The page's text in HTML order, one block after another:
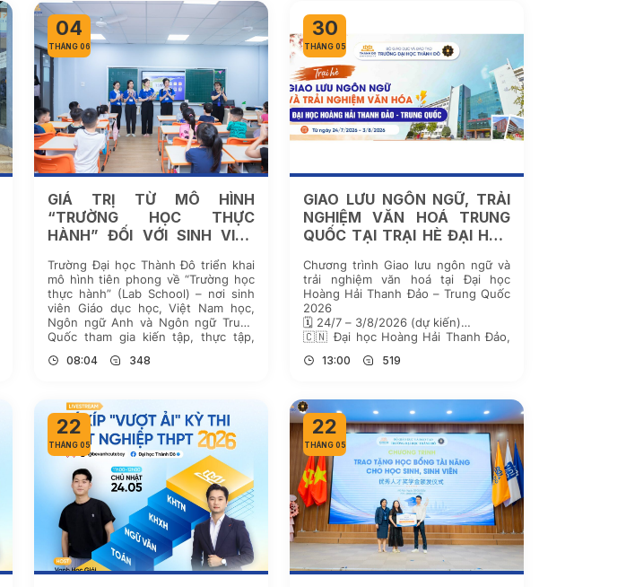
04
THÁNG 06
GIÁ TRỊ TỪ MÔ HÌNH
“TRƯỜNG HỌC THỰC
HÀNH” ĐỐI VỚI SINH VIÊN
Trường Đại học Thành Đô triển khai
mô hình tiên phong về “Trường học
thực hành” (Lab School) – nơi sinh
viên Giáo dục học, Việt Nam học,
Ngôn ngữ Anh và Ngôn ngữ Trung
Quốc tham gia kiến tập, thực tập,
nghề nghiệp liên quan ngay […]
08:04 348
30
THÁNG 05
GIAO LƯU NGÔN NGỮ, TRẢI
NGHIỆM VĂN HOÁ TRUNG
QUỐC TẠI TRẠI HÈ ĐẠI HỌC
2026
Chương trình Giao lưu ngôn ngữ và
trải nghiệm văn hoá tại Đại học
Hoàng Hải Thanh Đảo – Trung Quốc
2026
🗓 24/7 – 3/8/2026 (dự kiến)
🇨🇳 Đại học Hoàng Hải Thanh Đảo,
13:00 519
22
THÁNG 05
22
THÁNG 05